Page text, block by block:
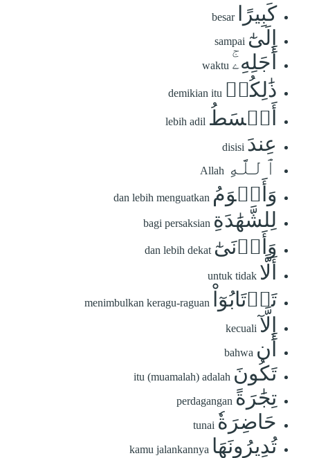
كَبِيرًا besar
إِلَىٰٓ sampai
أَجَلِهِۦۚ waktu
ذَٰلِكُمۡ demikian itu
أَقۡسَطُ lebih adil
عِندَ disisi
ٱللَّهِ Allah
وَأَقۡوَمُ dan lebih menguatkan
لِلشَّهَٰدَةِ bagi persaksian
وَأَدۡنَىٰٓ dan lebih dekat
أَلَّا untuk tidak
تَرۡتَابُوٓاْ menimbulkan keragu-raguan
إِلَّآ kecuali
أَن bahwa
تَكُونَ itu (muamalah) adalah
تِجَٰرَةً perdagangan
حَاضِرَةٗ tunai
تُدِيرُونَهَا kamu jalankannya